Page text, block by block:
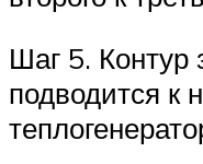
Шаг 5. Контур
подводится к